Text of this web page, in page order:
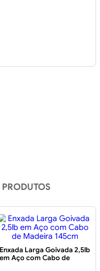
PRODUTOS
Enxada Larga Goivada 2,5lb
em Aço com Cabo de